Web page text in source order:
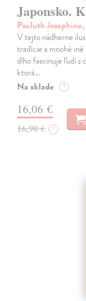
Japonsko.
Pauluth
V tejto nádherne
tradície a mnohé iné
dlho fascinuje ľudí z
ktorá…
Na sklade ?
16,06 €
16,90 € ?